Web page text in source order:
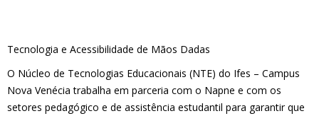
Tecnologia e Acessibilidade de Mãos Dadas
O Núcleo de Tecnologias Educacionais (NTE) do Ifes – Campus
Nova Venécia trabalha em parceria com o Napne e com os
setores pedagógico e de assistência estudantil para garantir que